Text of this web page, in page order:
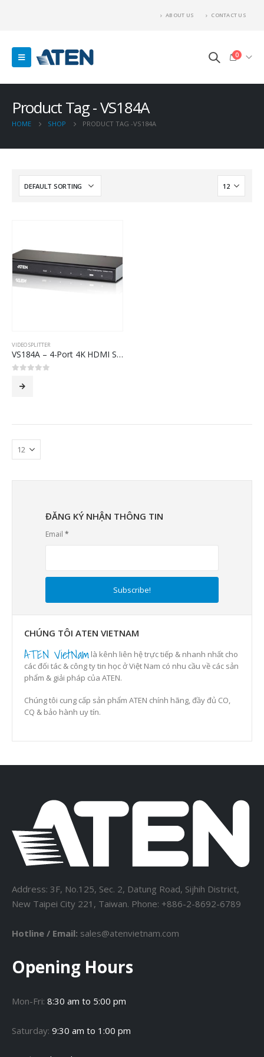
ABOUT US CONTACT US
0
Product Tag - VS184A
HOME SHOP PRODUCT TAG -VS184A
VIDEO SPLITTER
VS184A – 4-Port 4K HDMI Splitter
ĐĂNG KÝ NHẬN THÔNG TIN
Email *
CHÚNG TÔI ATEN VIETNAM
ATEN VietNam là kênh liên hệ trực tiếp & nhanh nhất cho
các đối tác & công ty tin học ở Việt Nam có nhu cầu về các sản
phẩm & giải pháp của ATEN.
Chúng tôi cung cấp sản phẩm ATEN chính hãng, đầy đủ CO,
CQ & bảo hành uy tín.
Address: 3F, No.125, Sec. 2, Datung Road, Sijhih District,
New Taipei City 221, Taiwan. Phone: +886-2-8692-6789
Hotline / Email: sales@atenvietnam.com
Opening Hours
Mon-Fri: 8:30 am to 5:00 pm
Saturday: 9:30 am to 1:00 pm